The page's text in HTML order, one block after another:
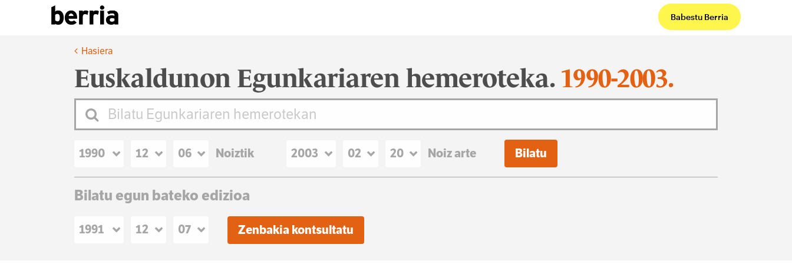
Babestu Berria
Hasiera
Euskaldunon Egunkariaren hemeroteka. 1990-2003.
Noiztik Noiz arte
Bilatu egun bateko edizioa